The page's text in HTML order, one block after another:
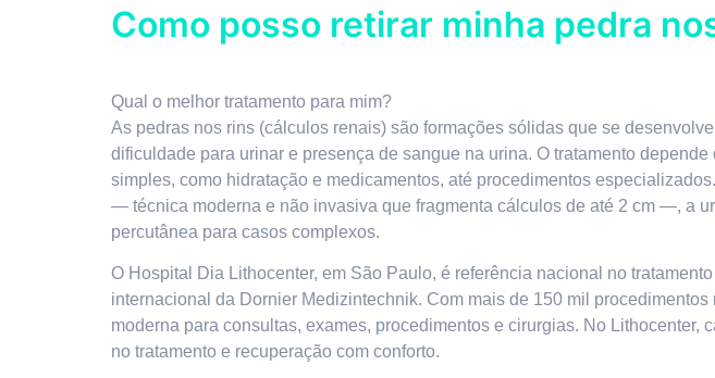
Como posso retirar minha pedra
Qual o melhor tratamento para mim?
As pedras nos rins (cálculos renais) são formações sólidas que se
dificuldade para urinar e presença de sangue na urina. O tratamento
simples, como hidratação e medicamentos, até procedimentos
— técnica moderna e não invasiva que fragmenta cálculos de até 2 cm —, a
percutânea para casos complexos.
O Hospital Dia Lithocenter, em São Paulo, é referência nacional no
internacional da Dornier Medizintechnik. Com mais de 150 mil
moderna para consultas, exames, procedimentos e cirurgias. No
no tratamento e recuperação com conforto.